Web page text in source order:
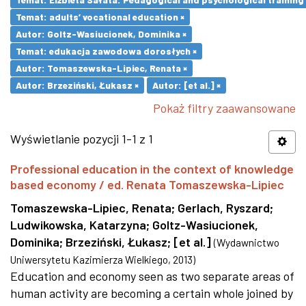
Temat: adults’ vocational education ×
Autor: Goltz-Wasiucionek, Dominika ×
Temat: edukacja zawodowa dorosłych ×
Autor: Tomaszewska-Lipiec, Renata ×
Autor: Brzeziński, Łukasz ×
Autor: [et al.] ×
Pokaż filtry zaawansowane
Wyświetlanie pozycji 1-1 z 1
Professional education in the context of knowledge
based economy / ed. Renata Tomaszewska-Lipiec
Tomaszewska-Lipiec, Renata; Gerlach, Ryszard;
Ludwikowska, Katarzyna; Goltz-Wasiucionek,
Dominika; Brzeziński, Łukasz; [et al.] (Wydawnictwo
Uniwersytetu Kazimierza Wielkiego, 2013)
Education and economy seen as two separate areas of
human activity are becoming a certain whole joined by